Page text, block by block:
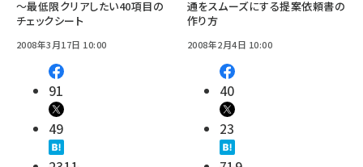
～最低限クリアしたい40項目の
チェックシート
2008年3月17日 10:00
91
49
通をスムーズにする提案依頼書の
作り方
2008年2月4日 10:00
40
23